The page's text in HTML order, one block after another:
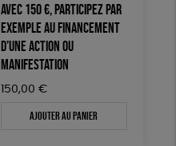
AVEC 150 €, PARTICIPEZ PAR
EXEMPLE AU FINANCEMENT
D’UNE ACTION OU
MANIFESTATION
150,00 €
Ajouter au panier